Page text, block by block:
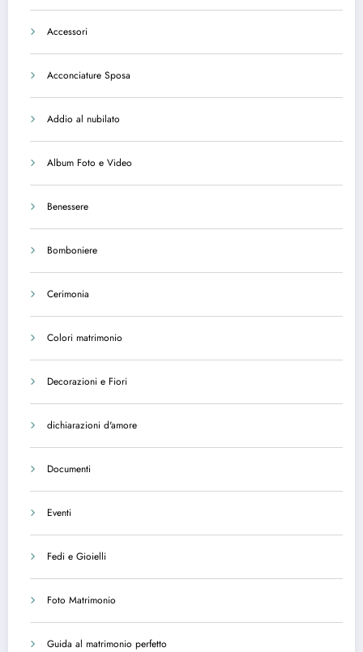
Accessori
Acconciature Sposa
Addio al nubilato
Album Foto e Video
Benessere
Bomboniere
Cerimonia
Colori matrimonio
Decorazioni e Fiori
dichiarazioni d'amore
Documenti
Eventi
Fedi e Gioielli
Foto Matrimonio
Guida al matrimonio perfetto